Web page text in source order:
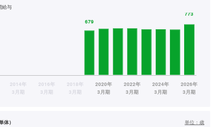
給与
体） 単位： 歳